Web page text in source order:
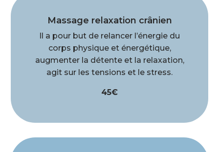
Massage relaxation crânien
Il a pour but de relancer l’énergie du
corps physique et énergétique,
augmenter la détente et la relaxation,
agit sur les tensions et le stress.
45€